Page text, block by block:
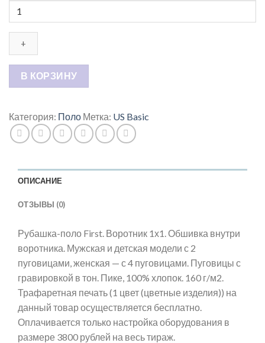
Количество
товара
Рубашка
поло
мужская,
красный
В КОРЗИНУ
Категория: Поло Метка: US Basic
ОПИСАНИЕ
ОТЗЫВЫ (0)
Рубашка-поло First. Воротник 1х1. Обшивка внутри
воротника. Мужская и детская модели с 2
пуговицами, женская — с 4 пуговицами. Пуговицы с
гравировкой в тон. Пике, 100% хлопок. 160 г/м2.
Трафаретная печать (1 цвет (цветные изделия)) на
данный товар осуществляется бесплатно.
Оплачивается только настройка оборудования в
размере 3800 рублей на весь тираж.